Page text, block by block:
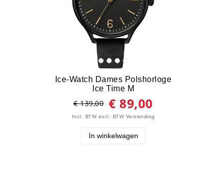
Ice-Watch Dames Polshorloge
Ice Time M
€ 139,00 € 89,00
Incl. BTW excl. BTW Verzending
In winkelwagen